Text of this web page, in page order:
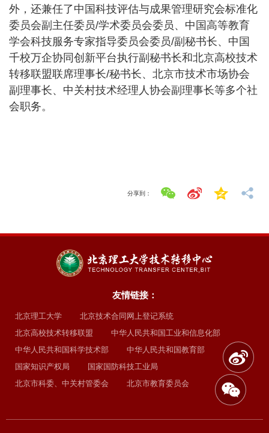
外，还兼任了中国科技评估与成果管理研究会标准化
委员会副主任委员/学术委员会委员、中国高等教育
学会科技服务专家指导委员会委员/副秘书长、中国
千校万企协同创新平台执行副秘书长和北京高校技术
转移联盟联席理事长/秘书长、北京市技术市场协会
副理事长、中关村技术经理人协会副理事长等多个社
会职务。
分享到：
友情链接：
北京理工大学
北京技术合同网上登记系统
北京高校技术转移联盟
中华人民共和国工业和信息化部
中华人民共和国科学技术部
中华人民共和国教育部
国家知识产权局
国家国防科技工业局
北京市科委、中关村管委会
北京市教育委员会